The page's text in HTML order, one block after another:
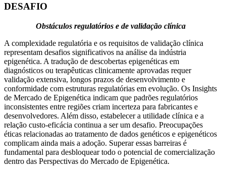
DESAFIO
Obstáculos regulatórios e de validação clínica
A complexidade regulatória e os requisitos de validação clínica
representam desafios significativos na análise da indústria
epigenética. A tradução de descobertas epigenéticas em
diagnósticos ou terapêuticas clinicamente aprovadas requer
validação extensiva, longos prazos de desenvolvimento e
conformidade com estruturas regulatórias em evolução. Os Insights
de Mercado de Epigenética indicam que padrões regulatórios
inconsistentes entre regiões criam incerteza para fabricantes e
desenvolvedores. Além disso, estabelecer a utilidade clínica e a
relação custo-eficácia continua a ser um desafio. Preocupações
éticas relacionadas ao tratamento de dados genéticos e epigenéticos
complicam ainda mais a adoção. Superar essas barreiras é
fundamental para desbloquear todo o potencial de comercialização
dentro das Perspectivas do Mercado de Epigenética.